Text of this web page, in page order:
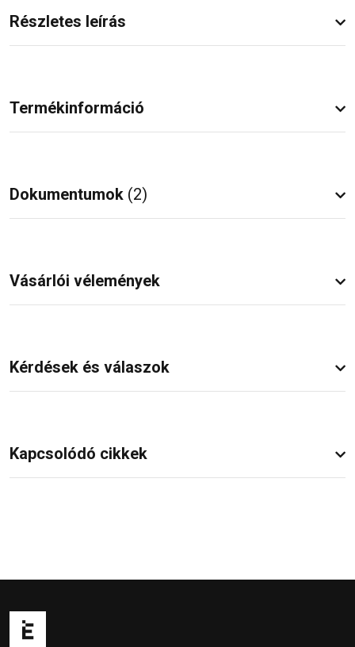
Részletes leírás
Termékinformáció
Dokumentumok (2)
Vásárlói vélemények
Kérdések és válaszok
Kapcsolódó cikkek